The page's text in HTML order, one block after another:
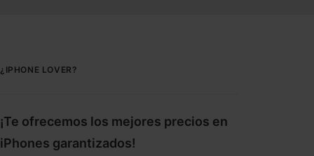
¿IPHONE LOVER?
¡Te ofrecemos los mejores precios en
iPhones garantizados!